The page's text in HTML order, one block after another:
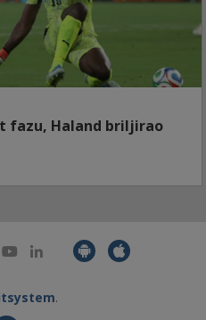
fazu, Haland briljirao
.